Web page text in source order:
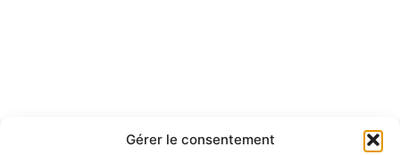
Gérer le consentement